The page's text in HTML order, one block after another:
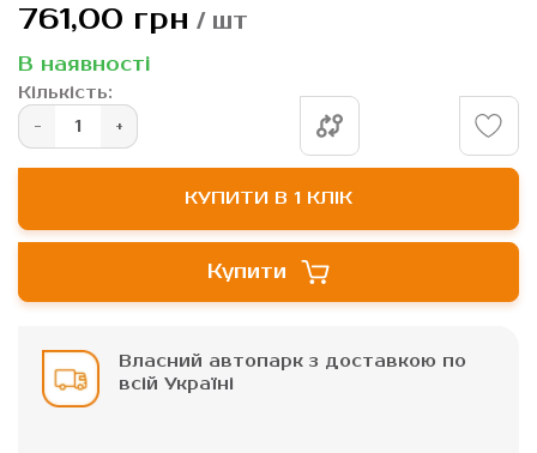
до
галереї
зображень
761,00 грн / шт
В наявності
Кількість:
Купити
КУПИТИ В 1 КЛІК
Власний автопарк з доставкою по
всій Україні